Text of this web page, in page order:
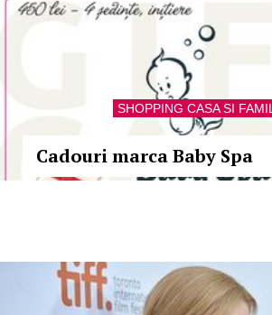
SHOPPING CASA SI
Cadouri marca Baby Spa